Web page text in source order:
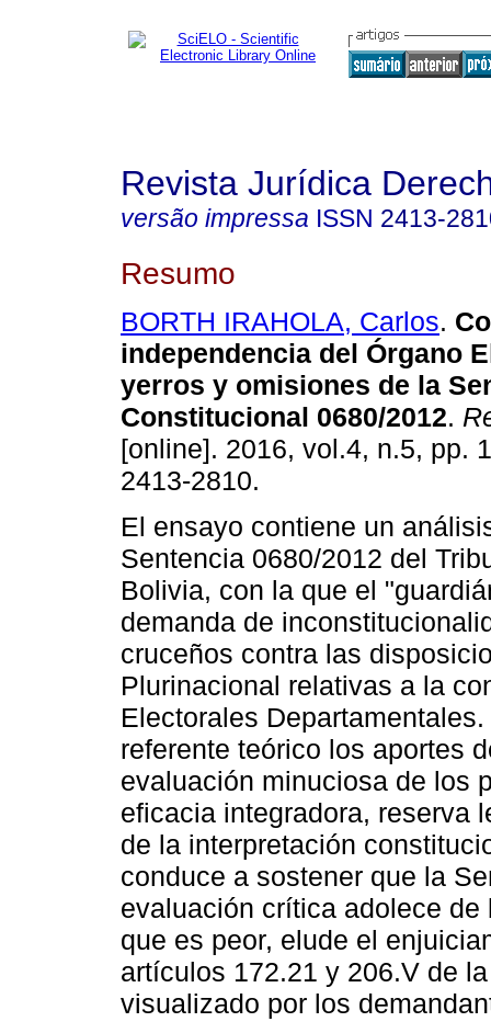
Revista Jurídica
versão impressa ISSN 2413-
Resumo
BORTH IRAHOLA, Carlos.
independencia del Órgano
yerros y omisiones de la
Constitucional 0680/2012.
[online]. 2016, vol.4, n.5, pp.
2413-2810.
El ensayo contiene un
Sentencia 0680/2012 del
Bolivia, con la que el
demanda de
cruceños contra las
Plurinacional relativas a la
Electorales
referente teórico los aportes
evaluación minuciosa de los
eficacia integradora, reserva
de la interpretación
conduce a sostener que la
evaluación crítica adolece
que es peor, elude el
artículos 172.21 y 206.V de
visualizado por los